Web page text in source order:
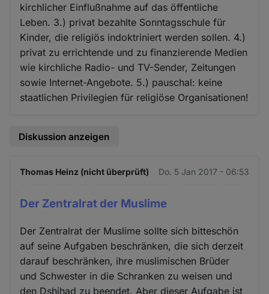
kirchlicher Einflußnahme auf das öffentliche
Leben. 3.) privat bezahlte Sonntagsschule für
Kinder, die religiös indoktriniert werden sollen. 4.)
privat zu errichtende und zu finanzierende Medien
wie kirchliche Radio- und TV-Sender, Zeitungen
sowie Internet-Angebote. 5.) pauschal: keine
staatlichen Privilegien für religiöse Organisationen!
Diskussion anzeigen
Thomas Heinz (nicht überprüft) Do. 5 Jan 2017 - 06:53
Der Zentralrat der Muslime
Der Zentralrat der Muslime sollte sich bitteschön
auf seine Aufgaben beschränken, die sich derzeit
darauf beschränken, ihre muslimischen Brüder
und Schwester in die Schranken zu weisen und
den Dshihad zu beendet. Aber dieser Aufgabe ist